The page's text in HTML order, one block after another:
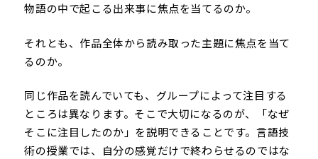
物語の中で起こる出来事に焦点を当てるのか。
それとも、作品全体から読み取った主題に焦点を当て
るのか。
同じ作品を読んでいても、グループによって注目する
ところは異なります。そこで大切になるのが、「なぜ
そこに注目したのか」を説明できることです。言語技
術の授業では、自分の感覚だけで終わらせるのではな